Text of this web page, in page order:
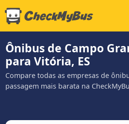
Ônibus de Campo
para Vitória, ES
Compare todas as empresas de
passagem mais barata na